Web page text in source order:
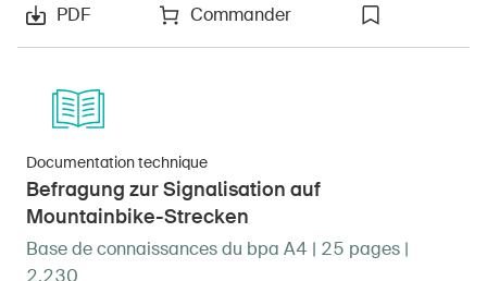
PDF Commander
Documentation technique
Befragung zur Signalisation auf
Mountainbike-Strecken
Base de connaissances du bpa A4 | 25 pages |
2.230